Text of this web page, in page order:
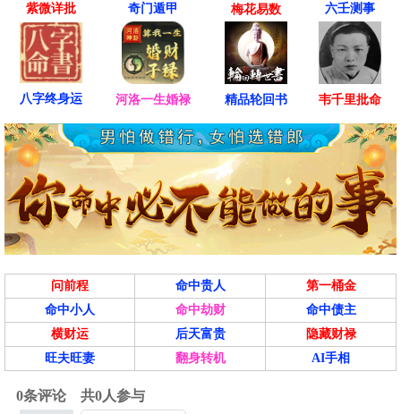
紫微详批 奇门遁甲 梅花易数 六壬测事
八字终身运 河洛一生婚禄 精品轮回书 韦千里批命
问前程 命中贵人
第一桶金
命中小人
命中劫财
命中债主
横财运
后天富贵
隐藏财禄
旺夫旺妻
翻身转机 AI手相